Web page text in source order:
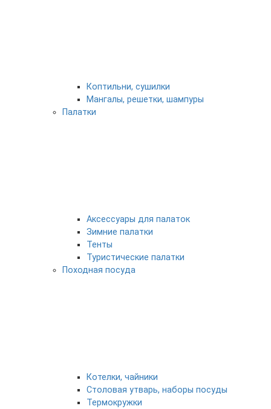
Коптильни, сушилки
Мангалы, решетки, шампуры
Палатки
Аксессуары для палаток
Зимние палатки
Тенты
Туристические палатки
Походная посуда
Котелки, чайники
Столовая утварь, наборы посуды
Термокружки